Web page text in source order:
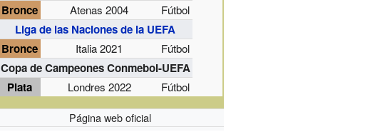
Bronce
Atenas 2004 Fútbol
Liga de las Naciones de la UEFA
Bronce
Italia 2021 Fútbol
Copa de Campeones Conmebol-UEFA
Plata
Londres 2022 Fútbol
Página web oficial